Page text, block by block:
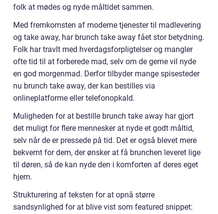
folk at mødes og nyde måltidet sammen.
Med fremkomsten af moderne tjenester til madlevering
og take away, har brunch take away fået stor betydning.
Folk har travlt med hverdagsforpligtelser og mangler
ofte tid til at forberede mad, selv om de gerne vil nyde
en god morgenmad. Derfor tilbyder mange spisesteder
nu brunch take away, der kan bestilles via
onlineplatforme eller telefonopkald.
Muligheden for at bestille brunch take away har gjort
det muligt for flere mennesker at nyde et godt måltid,
selv når de er pressede på tid. Det er også blevet mere
bekvemt for dem, der ønsker at få brunchen leveret lige
til døren, så de kan nyde den i komforten af deres eget
hjem.
Strukturering af teksten for at opnå større
sandsynlighed for at blive vist som featured snippet: